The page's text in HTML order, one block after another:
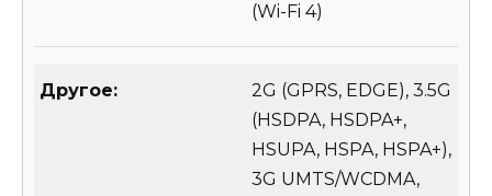
(Wi-Fi 4)
Другое:
2G (GPRS, EDGE), 3.5G
(HSDPA, HSDPA+,
HSUPA, HSPA, HSPA+),
3G UMTS/WCDMA,